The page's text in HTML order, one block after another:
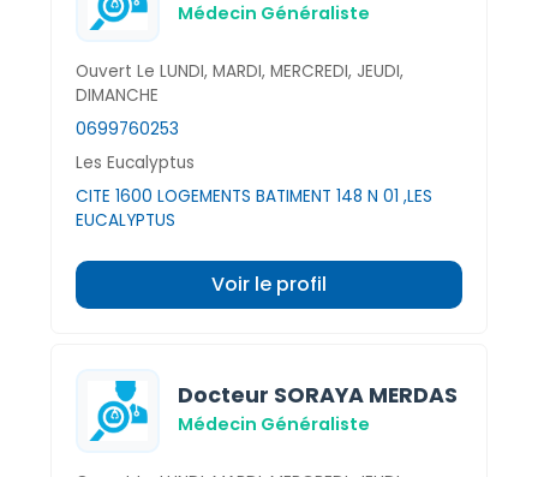
Médecin Généraliste
Ouvert Le LUNDI, MARDI, MERCREDI, JEUDI,
DIMANCHE
0699760253
Les Eucalyptus
CITE 1600 LOGEMENTS BATIMENT 148 N 01 ,LES
EUCALYPTUS
Voir le profil
Docteur SORAYA MERDAS
Médecin Généraliste